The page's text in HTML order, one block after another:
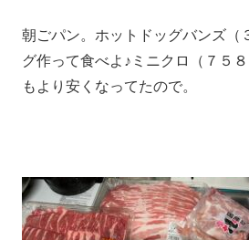
朝ごパン。ホットドッグバンズ（
グ作って食べよ♪ミニクロ（７５
もより安くなってたので。